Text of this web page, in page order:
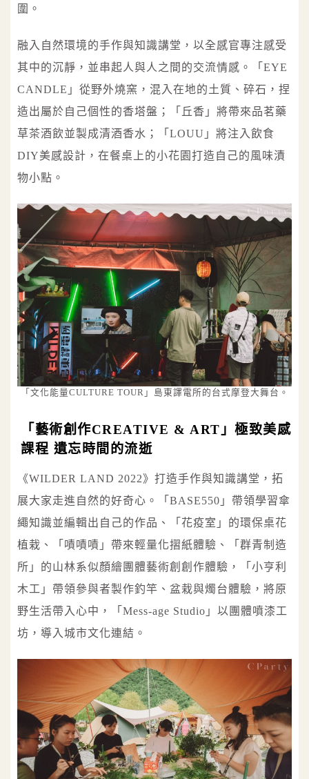
圍。
融入自然環境的手作與知識講堂，以全感官專注感受
其中的沉靜，並串起人與人之間的交流情感。「EYE
CANDLE」從野外燒窯，混入在地的土質、碎石，捏
造出屬於自己個性的香塔盤；「丘香」將帶來品茗藥
草茶酒飲並製成清酒香水；「LOUU」將注入飲食
DIY美感設計，在餐桌上的小花園打造自己的風味漬
物小點。
「文化能量CULTURE TOUR」島東譯電所的台式摩登大舞台。
「藝術創作CREATIVE & ART」極致美感
課程 遺忘時間的流逝
《WILDER LAND 2022》打造手作與知識講堂，拓
展大家走進自然的好奇心。「BASE550」帶領學習傘
繩知識並編輯出自己的作品、「花疫室」的環保桌花
植栽、「嘖嘖嘖」帶來輕量化摺紙體驗、「群青制造
所」的山林系似顏繪團體藝術創創作體驗，「小亨利
木工」帶領參與者製作釣竿、盆栽與燭台體驗，將原
野生活帶入心中，「Mess-age Studio」以團體噴漆工
坊，導入城市文化連結。